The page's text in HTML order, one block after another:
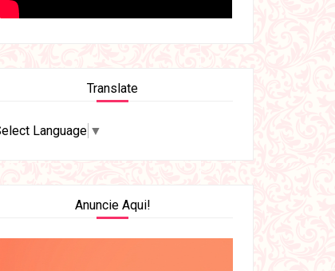
Translate
Language ▼
Anuncie Aqui!